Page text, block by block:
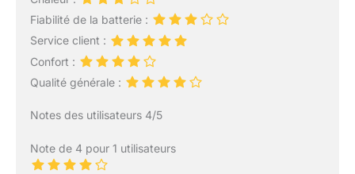
Fiabilité de la batterie :
Service client :
Confort :
Qualité générale :
Notes des utilisateurs 4/5
Note de 4 pour 1 utilisateurs